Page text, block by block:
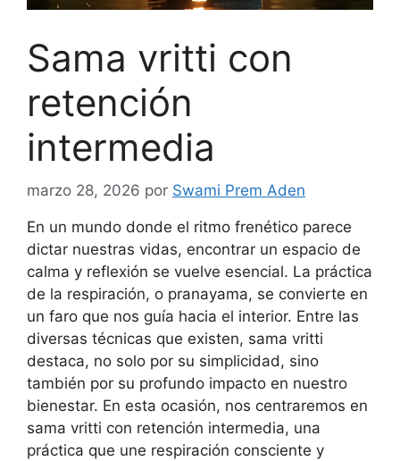
Sama vritti con
retención
intermedia
marzo 28, 2026 por Swami Prem Aden
En un mundo donde el ritmo frenético parece
dictar nuestras vidas, encontrar un espacio de
calma y reflexión se vuelve esencial. La práctica
de la respiración, o pranayama, se convierte en
un faro que nos guía hacia el interior. Entre las
diversas técnicas que existen, sama vritti
destaca, no solo por su simplicidad, sino
también por su profundo impacto en nuestro
bienestar. En esta ocasión, nos centraremos en
sama vritti con retención intermedia, una
práctica que une respiración consciente y